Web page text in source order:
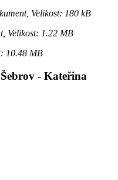
Velikost: 180 kB
Velikost: 1.22 MB
10.48 MB
- Kateřina